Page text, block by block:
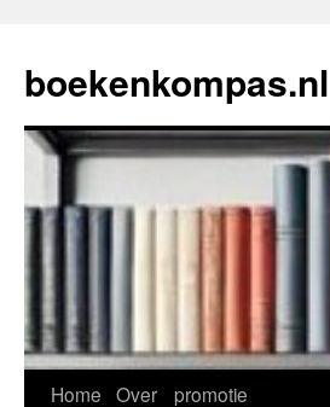
de
inhoud
boekenkompas.nl
Home Over promotie